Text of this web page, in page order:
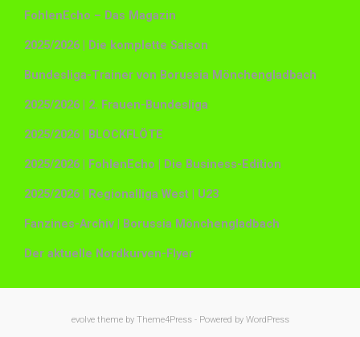
FohlenEcho – Das Magazin
2025/2026 | Die komplette Saison
Bundesliga-Trainer von Borussia Mönchengladbach
2025/2026 | 2. Frauen-Bundesliga
2025/2026 | BLOCKFLÖTE
2025/2026 | FohlenEcho | Die Business-Edition
2025/2026 | Regionalliga West | U23
Fanzines-Archiv | Borussia Mönchengladbach
Der aktuelle Nordkurven-Flyer
evolvetheme by Theme4Press - Powered by WordPress